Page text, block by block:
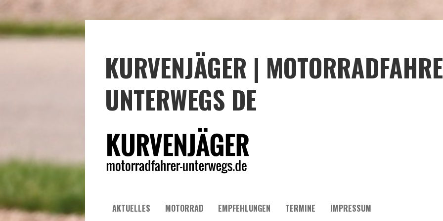
KURVENJÄGER |
UNTERWEGS DE
AKTUELLES MOTORRAD EMPFEHLUNGEN TERMINE IMPRESSUM